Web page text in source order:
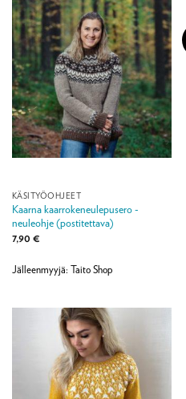
KÄSITYÖOHJEET
Kaarna kaarrokeneulepusero -
neuleohje (postitettava)
7,90 €
Jälleenmyyjä: Taito Shop